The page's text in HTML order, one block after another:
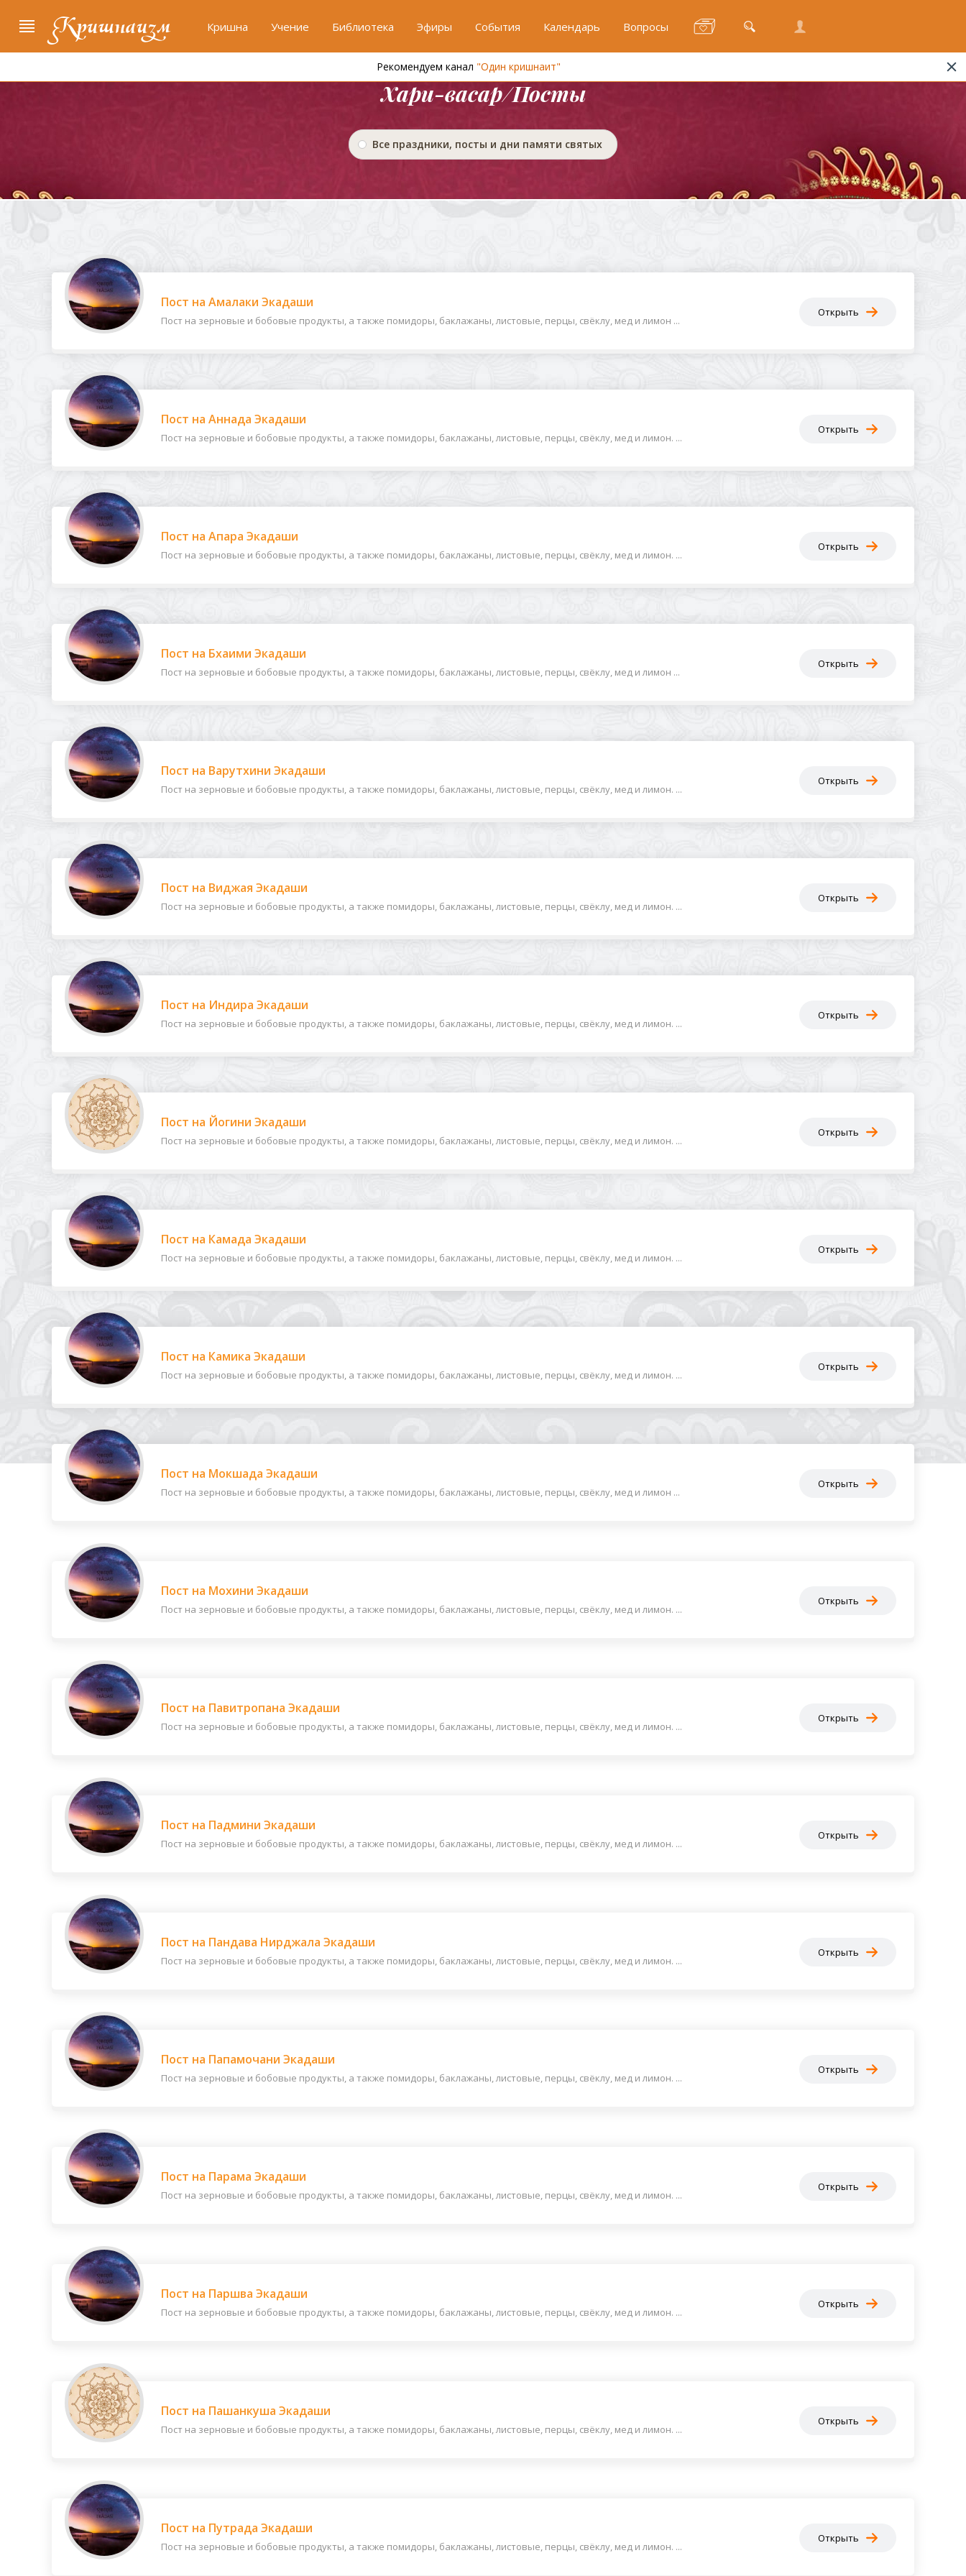
Кришнаизм Кришна Учение Библиотека Эфиры События Календарь Вопросы
Рекомендуем канал "Один кришнаит"
Хари-васар/Посты
Все праздники, посты и дни памяти святых
Пост на Амалаки Экадаши
Пост на зерновые и бобовые продукты, а также помидоры, баклажаны, листовые, перцы, свёклу, мед и лимон ...
Открыть
Пост на Аннада Экадаши
Пост на зерновые и бобовые продукты, а также помидоры, баклажаны, листовые, перцы, свёклу, мед и лимон. ...
Открыть
Пост на Апара Экадаши
Пост на зерновые и бобовые продукты, а также помидоры, баклажаны, листовые, перцы, свёклу, мед и лимон. ...
Открыть
Пост на Бхаими Экадаши
Пост на зерновые и бобовые продукты, а также помидоры, баклажаны, листовые, перцы, свёклу, мед и лимон ...
Открыть
Пост на Варутхини Экадаши
Пост на зерновые и бобовые продукты, а также помидоры, баклажаны, листовые, перцы, свёклу, мед и лимон. ...
Открыть
Пост на Виджая Экадаши
Пост на зерновые и бобовые продукты, а также помидоры, баклажаны, листовые, перцы, свёклу, мед и лимон. ...
Открыть
Пост на Индира Экадаши
Пост на зерновые и бобовые продукты, а также помидоры, баклажаны, листовые, перцы, свёклу, мед и лимон. ...
Открыть
Пост на Йогини Экадаши
Пост на зерновые и бобовые продукты, а также помидоры, баклажаны, листовые, перцы, свёклу, мед и лимон. ...
Открыть
Пост на Камада Экадаши
Пост на зерновые и бобовые продукты, а также помидоры, баклажаны, листовые, перцы, свёклу, мед и лимон. ...
Открыть
Пост на Камика Экадаши
Пост на зерновые и бобовые продукты, а также помидоры, баклажаны, листовые, перцы, свёклу, мед и лимон. ...
Открыть
Пост на Мокшада Экадаши
Пост на зерновые и бобовые продукты, а также помидоры, баклажаны, листовые, перцы, свёклу, мед и лимон ...
Открыть
Пост на Мохини Экадаши
Пост на зерновые и бобовые продукты, а также помидоры, баклажаны, листовые, перцы, свёклу, мед и лимон. ...
Открыть
Пост на Павитропана Экадаши
Пост на зерновые и бобовые продукты, а также помидоры, баклажаны, листовые, перцы, свёклу, мед и лимон. ...
Открыть
Пост на Падмини Экадаши
Пост на зерновые и бобовые продукты, а также помидоры, баклажаны, листовые, перцы, свёклу, мед и лимон. ...
Открыть
Пост на Пандава Нирджала Экадаши
Пост на зерновые и бобовые продукты, а также помидоры, баклажаны, листовые, перцы, свёклу, мед и лимон. ...
Открыть
Пост на Папамочани Экадаши
Пост на зерновые и бобовые продукты, а также помидоры, баклажаны, листовые, перцы, свёклу, мед и лимон. ...
Открыть
Пост на Парама Экадаши
Пост на зерновые и бобовые продукты, а также помидоры, баклажаны, листовые, перцы, свёклу, мед и лимон. ...
Открыть
Пост на Паршва Экадаши
Пост на зерновые и бобовые продукты, а также помидоры, баклажаны, листовые, перцы, свёклу, мед и лимон. ...
Открыть
Пост на Пашанкуша Экадаши
Пост на зерновые и бобовые продукты, а также помидоры, баклажаны, листовые, перцы, свёклу, мед и лимон. ...
Открыть
Пост на Путрада Экадаши
Пост на зерновые и бобовые продукты, а также помидоры, баклажаны, листовые, перцы, свёклу, мед и лимон. ...
Открыть